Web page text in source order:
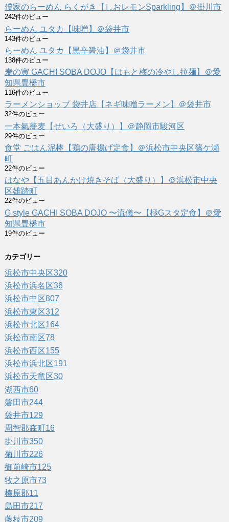
僕家のらーめん らくがき【しおレモンSparkling】＠掛川市
242件のビュー
らーめん ユタカ【味噌】＠袋井市
143件のビュー
らーめん ユタカ【黒辛醤油】＠袋井市
138件のビュー
麦の寅 GACHI SOBA DOJO【はもと梅の冷やし拉麺】＠愛
知県豊橋市
116件のビュー
ラーメンショップ 袋井店【ネギ味噌ラーメン】＠袋井市
32件のビュー
一本氣蕎麦【せいろ（大盛り）】＠静岡市駿河区
29件のビュー
食堂 ごはん泥棒【鶏の唐揚げ定食】＠浜松市中央区篠ケ瀬
町
22件のビュー
はなや【五目あんかけ焼きそば（大盛り）】＠浜松市中央
区雄踏町
22件のビュー
G style GACHI SOBA DOJO 〜流儀〜【極Gスタ定食】＠愛
知県豊橋市
19件のビュー
カテゴリー
浜松市中央区320
浜松市浜名区36
浜松市中区807
浜松市東区312
浜松市北区164
浜松市南区78
浜松市西区155
浜松市浜北区191
浜松市天竜区30
湖西市60
磐田市244
袋井市129
周智郡森町16
掛川市350
菊川市226
御前崎市125
牧之原市73
榛原郡11
島田市217
藤枝市209